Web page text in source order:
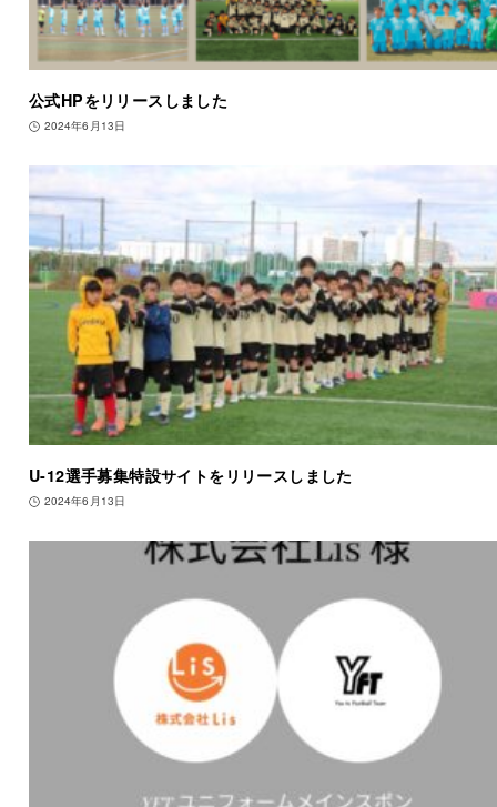
公式HPをリリースしました
2024年6月13日
U-12選手募集特設サイトをリリースしました
2024年6月13日